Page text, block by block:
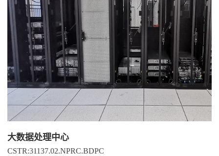
大数据处理中心
CSTR:31137.02.NPRC.BDPC